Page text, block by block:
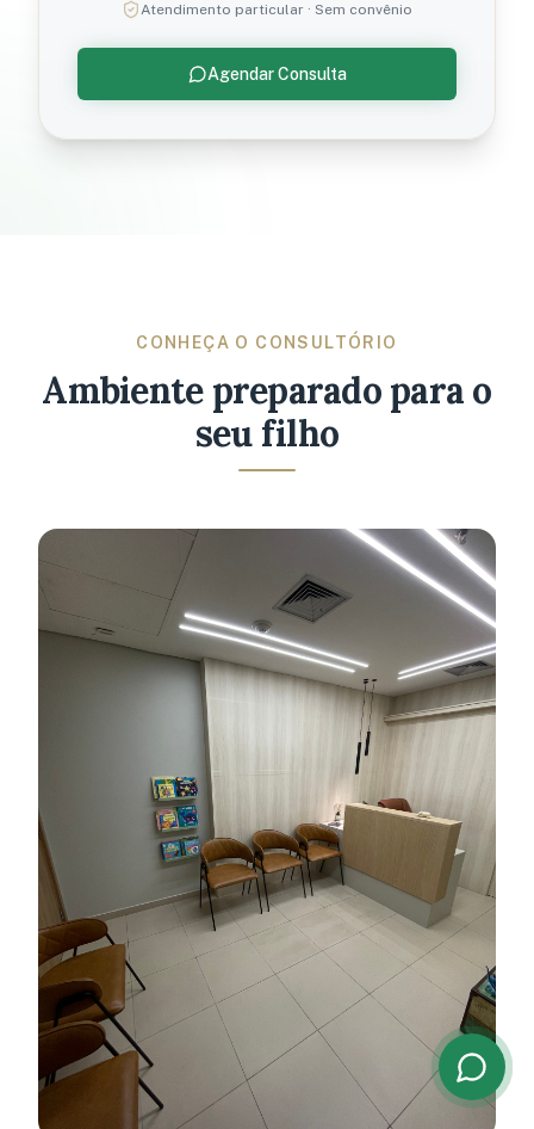
Atendimento particular · Sem convênio
Agendar Consulta
CONHEÇA O CONSULTÓRIO
Ambiente preparado para o
seu filho